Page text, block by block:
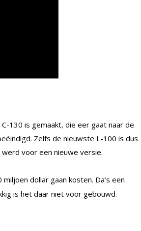
130 is gemaakt, die eer gaat naar de
Zelfs de nieuwste L-100 is dus
voor een nieuwe versie.
dollar gaan kosten. Da’s een
is het daar niet voor gebouwd.